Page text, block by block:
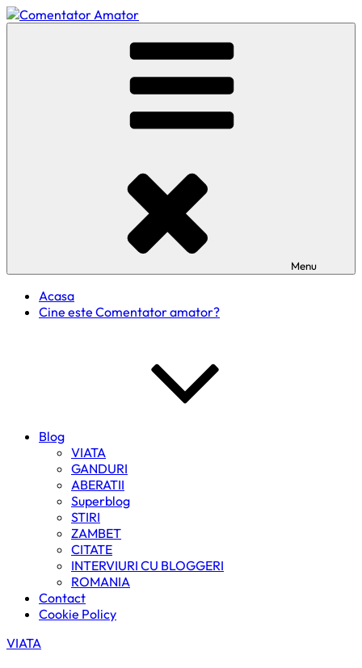
Skip
to
Menu
Acasa
Cine este Comentator amator?
Blog
VIATA
GANDURI
ABERATII
Superblog
STIRI
ZAMBET
CITATE
INTERVIURI CU BLOGGERI
ROMANIA
Contact
Cookie Policy
VIATA